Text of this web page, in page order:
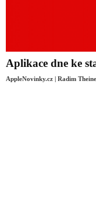
Aplikace dne ke
AppleNovinky.cz | Radim